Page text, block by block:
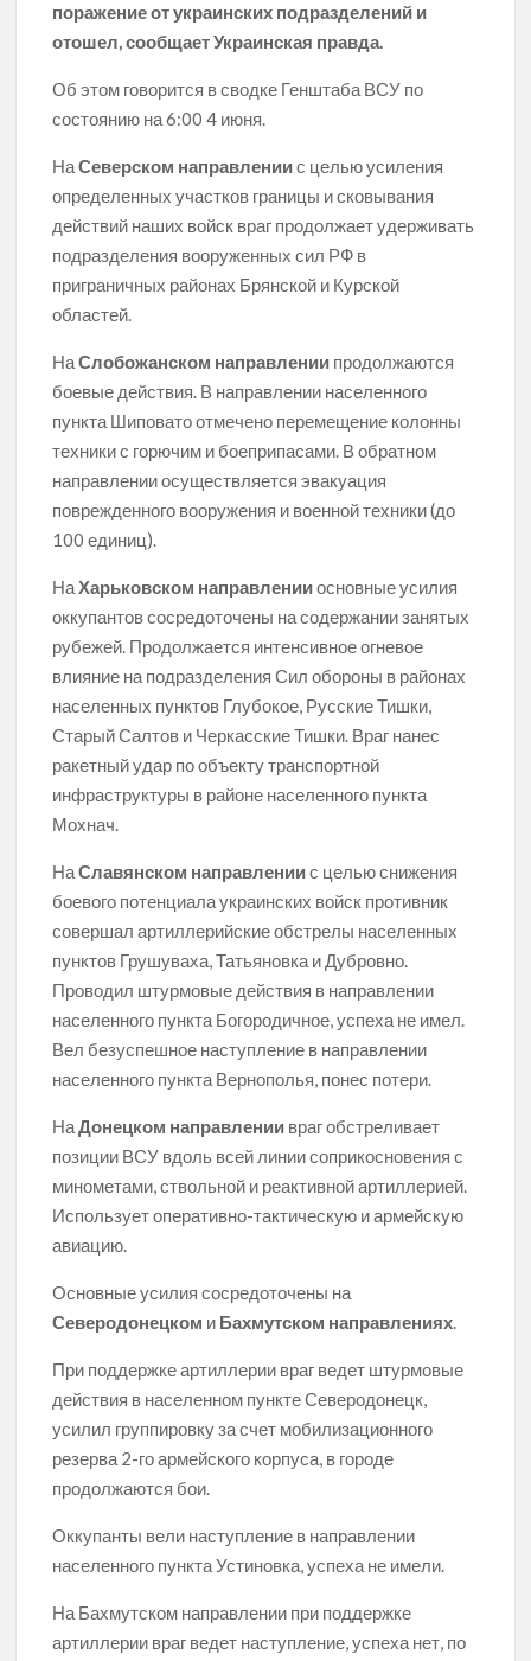
поражение от украинских подразделений и
отошел, сообщает Украинская правда.
Об этом говорится в сводке Генштаба ВСУ по
состоянию на 6:00 4 июня.
НаСеверском направлениис целью усиления
определенных участков границы и сковывания
действий наших войск враг продолжает удерживать
подразделения вооруженных сил РФ в
приграничных районах Брянской и Курской
областей.
НаСлобожанском направлении продолжаются
боевые действия. В направлении населенного
пункта Шиповато отмечено перемещение колонны
техники с горючим и боеприпасами. В обратном
направлении осуществляется эвакуация
поврежденного вооружения и военной техники (до
100 единиц).
НаХарьковском направленииосновные усилия
оккупантов сосредоточены на содержании занятых
рубежей. Продолжается интенсивное огневое
влияние на подразделения Сил обороны в районах
населенных пунктов Глубокое, Русские Тишки,
Старый Салтов и Черкасские Тишки. Враг нанес
ракетный удар по объекту транспортной
инфраструктуры в районе населенного пункта
Мохнач.
НаСлавянском направлениис целью снижения
боевого потенциала украинских войск противник
совершал артиллерийские обстрелы населенных
пунктов Грушуваха, Татьяновка и Дубровно.
Проводил штурмовые действия в направлении
населенного пункта Богородичное, успеха не имел.
Вел безуспешное наступление в направлении
населенного пункта Вернополья, понес потери.
НаДонецком направлении враг обстреливает
позиции ВСУ вдоль всей линии соприкосновения с
минометами, ствольной и реактивной артиллерией.
Использует оперативно-тактическую и армейскую
авиацию.
Основные усилия сосредоточены на
Северодонецком и Бахмутском направлениях.
При поддержке артиллерии враг ведет штурмовые
действия в населенном пункте Северодонецк,
усилил группировку за счет мобилизационного
резерва 2-го армейского корпуса, в городе
продолжаются бои.
Оккупанты вели наступление в направлении
населенного пункта Устиновка, успеха не имели.
На Бахмутском направлении при поддержке
артиллерии враг ведет наступление, успеха нет, по